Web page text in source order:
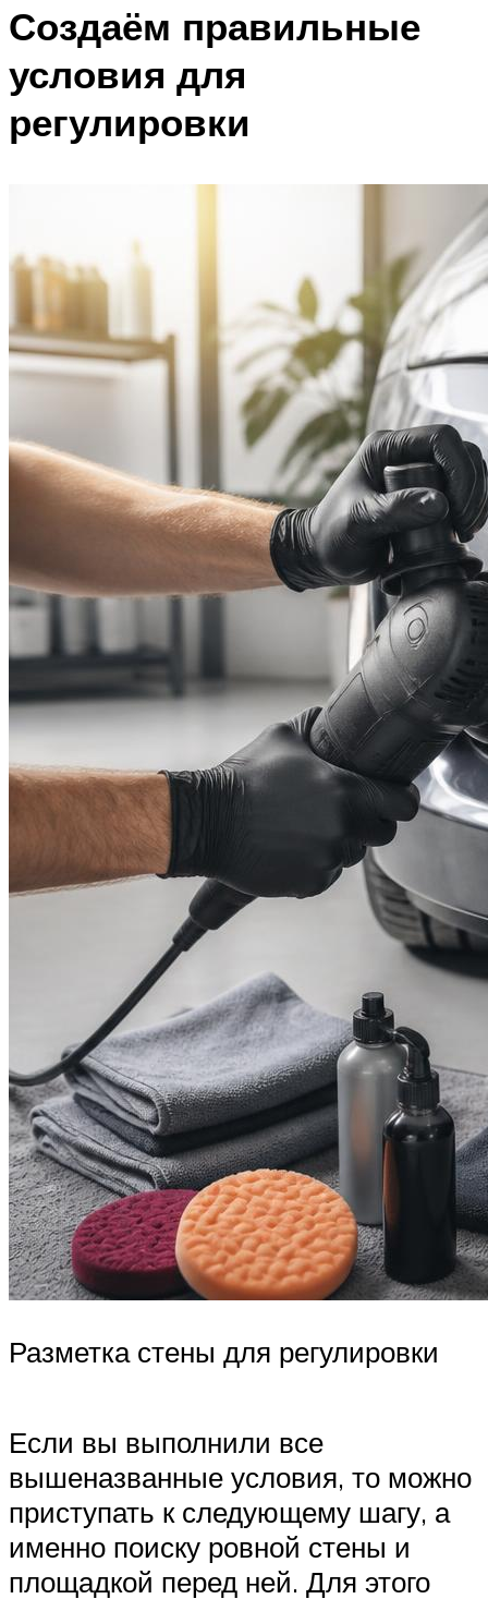
Создаём правильные
условия для
регулировки
Разметка стены для регулировки
Если вы выполнили все
вышеназванные условия, то можно
приступать к следующему шагу, а
именно поиску ровной стены и
площадкой перед ней. Для этого